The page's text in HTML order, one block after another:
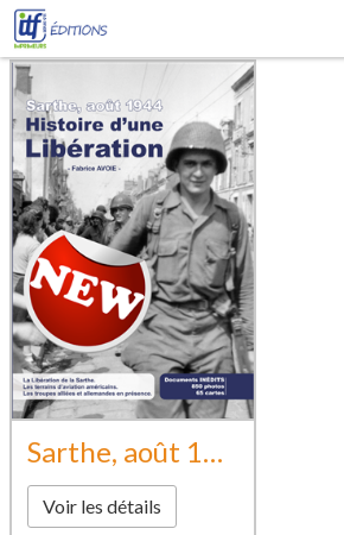
Sarthe, août 1944 Histoire d'une Libération
Voir les détails